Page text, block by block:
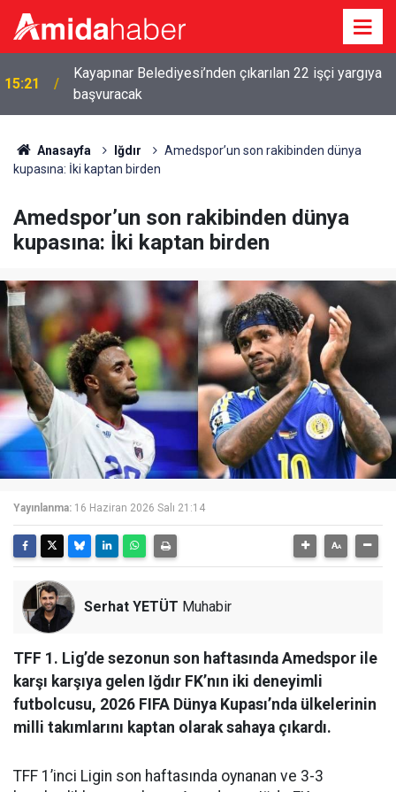
14:47 Amedspor’da sıcak saatler: 6 transfer birden
Anasayfa Iğdır
Amedspor’un son rakibinden dünya
kupasına: İki kaptan birden
Amedspor’un son rakibinden dünya
kupasına: İki kaptan birden
Yayınlanma: 16 Haziran 2026 Salı 21:14
Serhat YETÜT Muhabir
TFF 1. Lig’de sezonun son haftasında Amedspor ile
karşı karşıya gelen Iğdır FK’nın iki deneyimli
futbolcusu, 2026 FIFA Dünya Kupası’nda ülkelerinin
milli takımlarını kaptan olarak sahaya çıkardı.
TFF 1’inci Ligin son haftasında oynanan ve 3-3